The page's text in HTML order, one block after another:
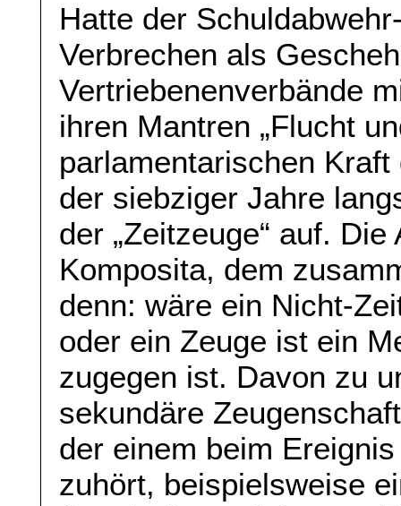
Hatte der
Verbrechen als
Vertriebenenverbände
ihren Mantren „Flucht
parlamentarischen
der siebziger Jahre
der „Zeitzeuge“ auf.
Komposita, dem
denn: wäre ein Nicht-
oder ein Zeuge ist ein
zugegen ist. Davon zu
sekundäre
der einem beim
zuhört, beispielsweise